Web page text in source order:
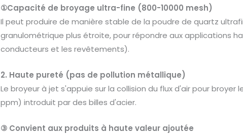
①Capacité de broyage ultra-fine (800-10000 mesh)
Il peut produire de manière stable de la poudre de quartz
granulométrique plus étroite, pour répondre aux applications
conducteurs et les revêtements).
2. Haute pureté (pas de pollution métallique)
Le broyeur à jet s'appuie sur la collision du flux d'air pour
ppm) introduit par des billes d'acier.
③ Convient aux produits à haute valeur ajoutée